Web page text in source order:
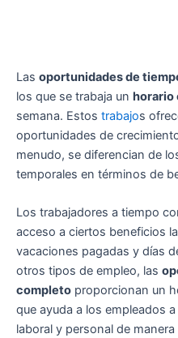
Las oportunidades de
los que se trabaja un horario
semana. Estos trabajos
oportunidades de
menudo, se diferencian de
temporales en términos de
Los trabajadores a tiempo
acceso a ciertos beneficios
vacaciones pagadas y días
otros tipos de empleo, las
completo proporcionan un
que ayuda a los empleados
laboral y personal de manera